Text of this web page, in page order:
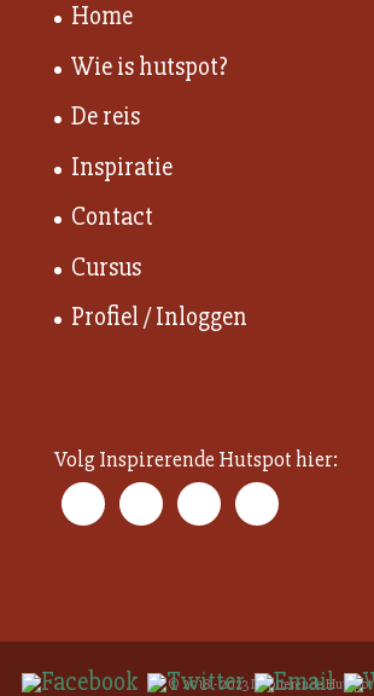
Home
Wie is hutspot?
De reis
Inspiratie
Contact
Cursus
Profiel / Inloggen
Volg Inspirerende Hutspot hier:
© 2018 - 2023 Inspirerende Hutspot